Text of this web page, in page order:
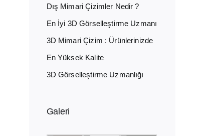
Dış Mimari Çizimler Nedir ?
En İyi 3D Görselleştirme Uzmanı
3D Mimari Çizim : Ürünlerinizde
En Yüksek Kalite
3D Görselleştirme Uzmanlığı
Galeri